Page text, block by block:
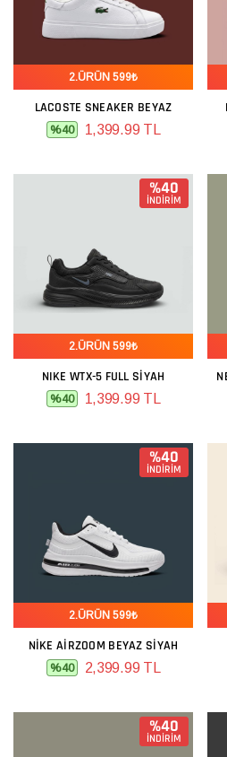
2.ÜRÜN 599₺
LACOSTE SNEAKER BEYAZ
%40 1,399.99 TL
%40
İNDİRİM
2.ÜRÜN 599₺
NIKE WTX-5 FULL SIYAH
%40 1,399.99 TL
%40
İNDİRİM
2.ÜRÜN 599₺
NIKE AIRZOOM BEYAZ SIYAH
%40 2,399.99 TL
%40
İNDİRİM